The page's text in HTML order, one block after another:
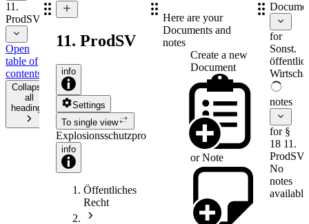
11.
ProdSV
Open
table of
contents
Collapse
all
headings
11. ProdSV
info
Settings
To single view
Explosionsschutzprodukteverordnung
info
Öffentliches
Recht
Here are your
Documents and
notes
Create a new
Document
orNote
for
Sonst.
notes
for §
18 11.
ProdSV
No
notes